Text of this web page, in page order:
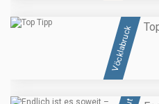
Vöcklabruck